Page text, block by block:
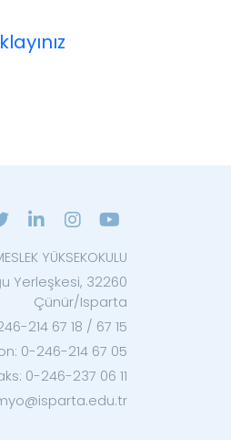
YÜKSEKOKULU
Yerleşkesi, 32260
Çünür/Isparta
214 67 18 / 67 15
0-246-214 67 05
0-246-237 06 11